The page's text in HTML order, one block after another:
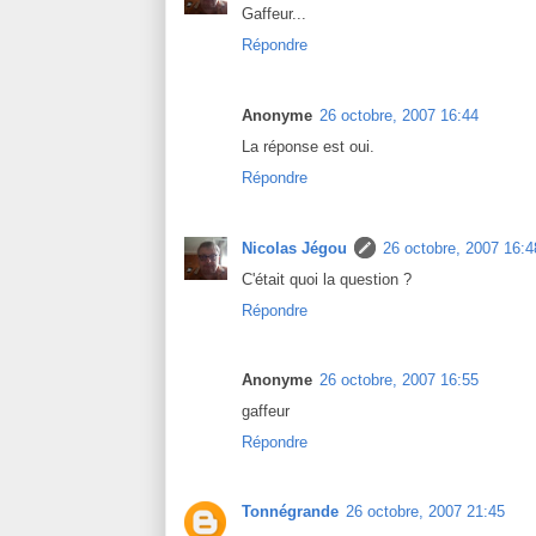
Gaffeur...
Répondre
Anonyme 26 octobre, 2007 16:44
La réponse est oui.
Répondre
Nicolas Jégou
26 octobre, 2007
C'était quoi la question ?
Répondre
Anonyme 26 octobre, 2007 16:55
gaffeur
Répondre
Tonnégrande 26 octobre, 2007 21:45